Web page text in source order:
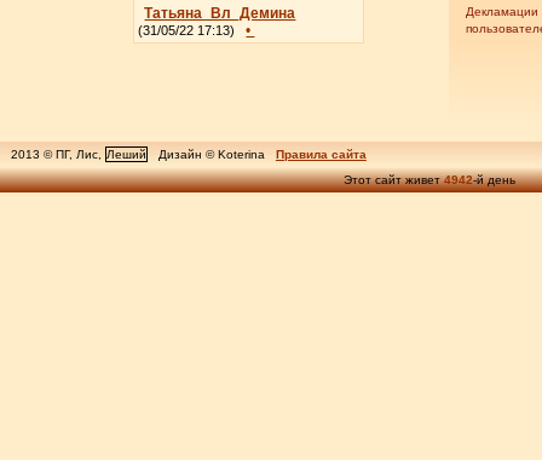
Декламации
Татьяна_Вл_Демина
(31/05/22 17:13) •
2013 © ПГ, Лис, Леший Дизайн © Koterina
Правила сайта
Этот сайт живет4942-й день